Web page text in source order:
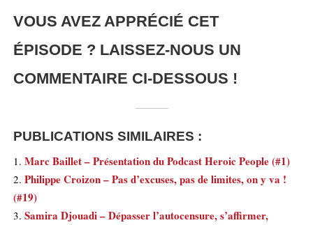
VOUS AVEZ APPRÉCIÉ CET
ÉPISODE ? LAISSEZ-NOUS UN
COMMENTAIRE CI-DESSOUS !
PUBLICATIONS SIMILAIRES :
Marc Baillet – Présentation du Podcast Heroic People (#1)
Philippe Croizon – Pas d’excuses, pas de limites, on y va !
(#19)
Samira Djouadi – Dépasser l’autocensure, s’affirmer,